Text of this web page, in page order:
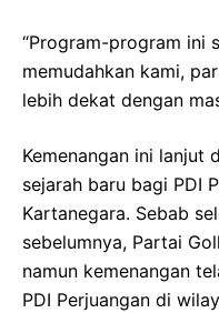
“Program-program ini
memudahkan kami,
lebih dekat dengan
Kemenangan ini lanjut
sejarah baru bagi PDI
Kartanegara. Sebab
sebelumnya, Partai
namun kemenangan
PDI Perjuangan di